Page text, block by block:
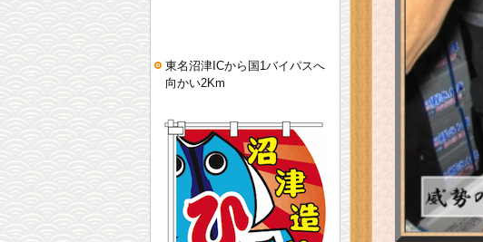
東名沼津ICから国1バイパスへ
向かい2Km